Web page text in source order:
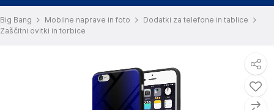
Big Bang Mobilne naprave in foto
Dodatki za telefone in tablice
Zaščitni ovitki in torbice